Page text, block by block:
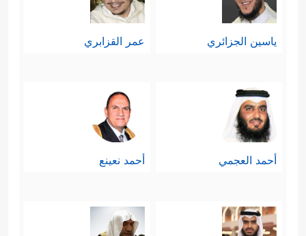
ياسين الجزائري عمر القزابري
أحمد العجمي أحمد نعينع